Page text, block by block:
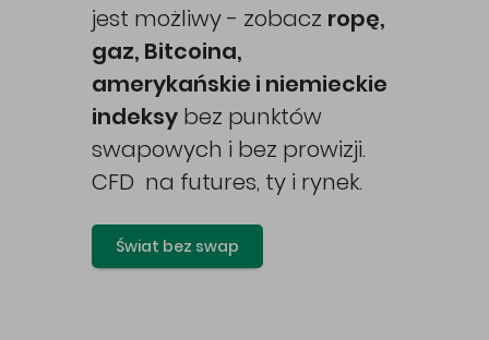
jest możliwy - zobacz ropę,
gaz, Bitcoina,
amerykańskie i niemieckie
indeksy bez punktów
swapowych i bez prowizji.
CFD na futures, ty i rynek.
Świat bez swap